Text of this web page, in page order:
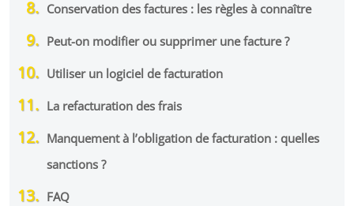
Conservation des factures : les règles à connaître
Peut-on modifier ou supprimer une facture ?
Utiliser un logiciel de facturation
La refacturation des frais
Manquement à l’obligation de facturation : quelles
sanctions ?
FAQ